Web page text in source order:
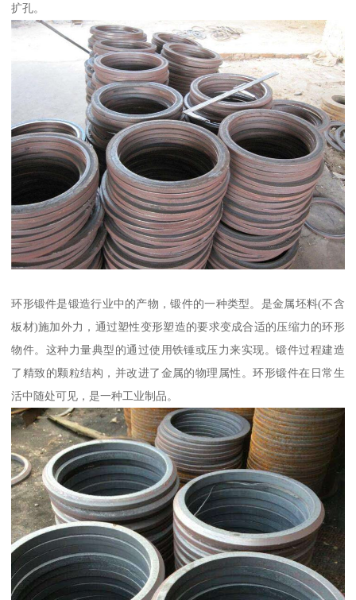
扩孔。
环形锻件是锻造行业中的产物，锻件的一种类型。是金属坯料(不含
板材)施加外力，通过塑性变形塑造的要求变成合适的压缩力的环形
物件。这种力量典型的通过使用铁锤或压力来实现。锻件过程建造
了精致的颗粒结构，并改进了金属的物理属性。环形锻件在日常生
活中随处可见，是一种工业制品。